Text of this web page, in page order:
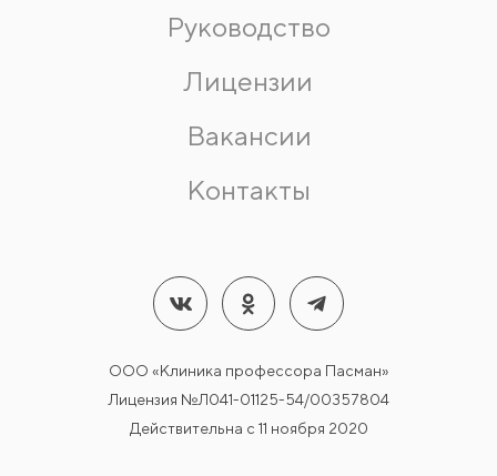
Руководство
Лицензии
Вакансии
Контакты
ООО «Клиника профессора Пасман»
Лицензия №Л041-01125-54/00357804
Действительна с 11 ноября 2020